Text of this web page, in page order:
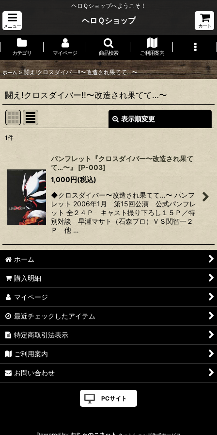
ヘロＱショップへようこそ！
メニュー
ヘロＱショップ
カート
カテゴリ マイページ 商品検索 ご利用案内
ホーム > 闘え!クロスダイバー!!〜改造され果てて…〜
闘え!クロスダイバー!!〜改造され果てて…〜
表示順変更
並び順:
絞り込む
1件
パンフレット『クロスダイバー〜改造され果て
て…〜』
[P-003]
1,000円(税込)
◆クロスダイバー〜改造され果てて…〜 パンフ
レット 2006年1月 第15回公演 公式パンフレ
ット 全２４Ｐ キャスト撮り下ろし１５Ｐ／特
別対談 早瀬マサト（石森プロ）ＶＳ関智一２
Ｐ 他 …
ホーム
購入明細
マイページ
最近チェックしたアイテム
特定商取引法表示
ご利用案内
お問い合わせ
PCサイト